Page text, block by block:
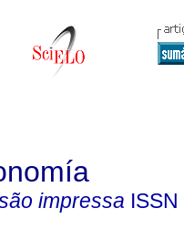
impressa ISSN